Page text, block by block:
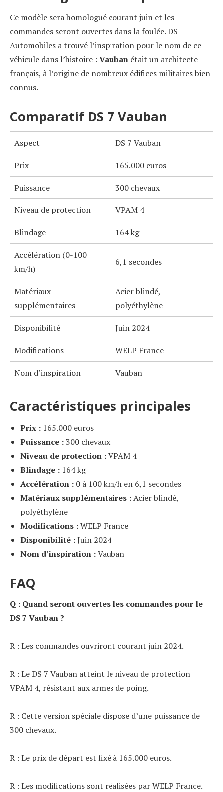
Ce modèle sera homologué courant juin et les
commandes seront ouvertes dans la foulée. DS
Automobiles a trouvé l’inspiration pour le nom de ce
véhicule dans l’histoire : Vauban était un architecte
français, à l’origine de nombreux édifices militaires bien
connus.
Comparatif DS 7 Vauban
Aspect DS 7 Vauban
Prix 165.000 euros
Puissance 300 chevaux
Niveau de protection VPAM 4
Blindage 164 kg
Accélération (0-100
km/h)
6,1 secondes
Matériaux
supplémentaires
Acier blindé,
polyéthylène
Disponibilité Juin 2024
Modifications WELP France
Nom d’inspiration Vauban
Caractéristiques principales
Prix :165.000 euros
Puissance :300 chevaux
Niveau de protection :VPAM 4
Blindage :164 kg
Accélération :0 à 100 km/h en 6,1 secondes
Matériaux supplémentaires :Acier blindé,
polyéthylène
Modifications :WELP France
Disponibilité :Juin 2024
Nom d’inspiration :Vauban
FAQ
Q : Quand seront ouvertes les commandes pour le
DS 7 Vauban ?
R : Les commandes ouvriront courant juin 2024.
R : Le DS 7 Vauban atteint le niveau de protection
VPAM 4, résistant aux armes de poing.
R : Cette version spéciale dispose d’une puissance de
300 chevaux.
R : Le prix de départ est fixé à 165.000 euros.
R : Les modifications sont réalisées par WELP France.